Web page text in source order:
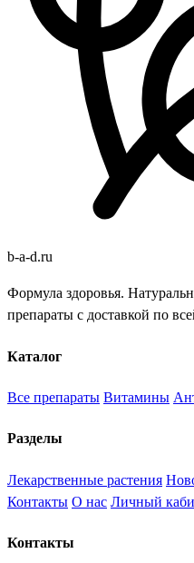
b-a-d.ru
Формула здоровья.
препараты с доставкой по
Каталог
Все препараты Витамины
Разделы
Лекарственные растения
Контакты О нас Личный
Контакты